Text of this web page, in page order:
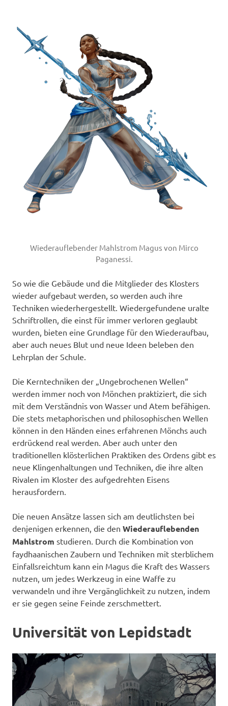
Wiederauflebender Mahlstrom Magus von Mirco
Paganessi.
So wie die Gebäude und die Mitglieder des Klosters
wieder aufgebaut werden, so werden auch ihre
Techniken wiederhergestellt. Wiedergefundene uralte
Schriftrollen, die einst für immer verloren geglaubt
wurden, bieten eine Grundlage für den Wiederaufbau,
aber auch neues Blut und neue Ideen beleben den
Lehrplan der Schule.
Die Kerntechniken der „Ungebrochenen Wellen“
werden immer noch von Mönchen praktiziert, die sich
mit dem Verständnis von Wasser und Atem befähigen.
Die stets metaphorischen und philosophischen Wellen
können in den Händen eines erfahrenen Mönchs auch
erdrückend real werden. Aber auch unter den
traditionellen klösterlichen Praktiken des Ordens gibt es
neue Klingenhaltungen und Techniken, die ihre alten
Rivalen im Kloster des aufgedrehten Eisens
herausfordern.
Die neuen Ansätze lassen sich am deutlichsten bei
denjenigen erkennen, die den Wiederauflebenden
Mahlstrom studieren. Durch die Kombination von
faydhaanischen Zaubern und Techniken mit sterblichem
Einfallsreichtum kann ein Magus die Kraft des Wassers
nutzen, um jedes Werkzeug in eine Waffe zu
verwandeln und ihre Vergänglichkeit zu nutzen, indem
er sie gegen seine Feinde zerschmettert.
Universität von Lepidstadt